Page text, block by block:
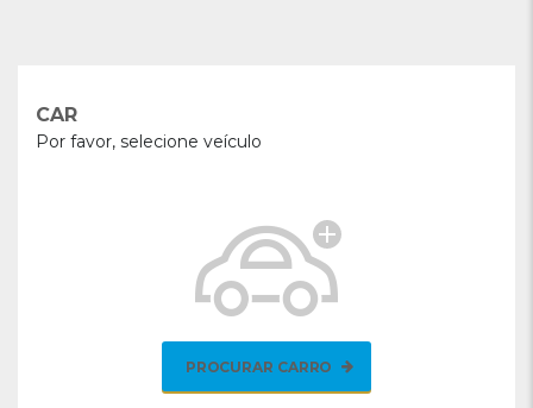
CAR
Por favor, selecione veículo
PROCURAR CARRO